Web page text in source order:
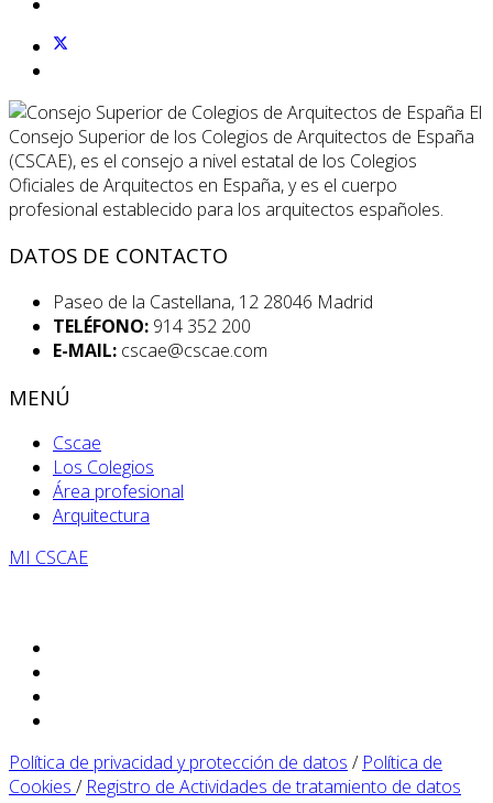
El
Consejo Superior de los Colegios de Arquitectos de España
(CSCAE), es el consejo a nivel estatal de los Colegios
Oficiales de Arquitectos en España, y es el cuerpo
profesional establecido para los arquitectos españoles.
DATOS DE CONTACTO
Paseo de la Castellana, 12 28046 Madrid
TELÉFONO: 914 352 200
E-MAIL: cscae@cscae.com
MENÚ
Cscae
Los Colegios
Área profesional
Arquitectura
MI CSCAE
Política de privacidad y protección de datos / Política de
Cookies / Registro de Actividades de tratamiento de datos